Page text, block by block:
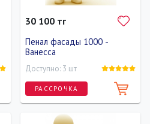
30 100 тг
Пенал фасады 1000 -
Ванесса
Доступно: 3 шт
РАССРОЧКА